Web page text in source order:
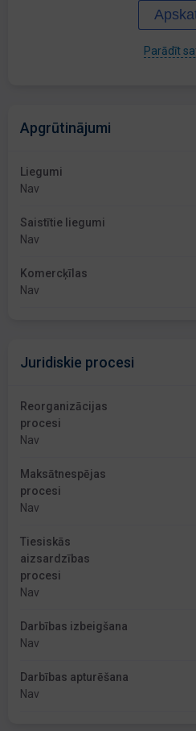
Parādīt
Apgrūtinājumi
Liegumi
Nav
Saistītie liegumi
Nav
Komercķīlas
Nav
Juridiskie procesi
Reorganizācijas
procesi
Nav
Maksātnespējas
procesi
Nav
Tiesiskās
aizsardzības
procesi
Nav
Darbības izbeigšana
Nav
Darbības apturēšana
Nav